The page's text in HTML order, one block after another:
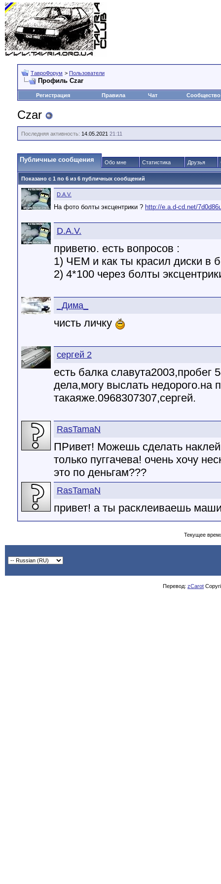
ТавроФорум > Пользователи
Профиль Czar
Регистрация Правила Чат Сообщество
Czar
Последняя активность: 14.05.2021 21:11
Публичные сообщения Обо мне Статистика Друзья
Показано с 1 по 6 из 6 публичных сообщений
D.A.V.
На фото болты эксцентрики ? http://e.a.d-cd.net/
D.A.V.
приветю. есть вопросов :
1) ЧЕМ и как ты красил диски в
2) 4*100 через болты
_Дима_
чисть личку
сергей 2
есть балка славута2003,пробег
дела,могу выслать недорого.на
такаяже.0968307307,сергей.
RasTamaN
ПРивет! Можешь сделать
только пуггачева! очень хочу
это по деньгам???
RasTamaN
привет! а ты расклеиваешь
Текущее
Перевод: zCarot